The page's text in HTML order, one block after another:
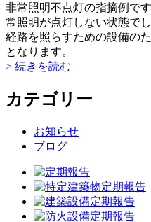
非常照明不点灯の指摘例で
常照明が点灯しない状態で
経路を照らすための設備の
となります。
> 続きを読む
カテゴリー
お知らせ
ブログ